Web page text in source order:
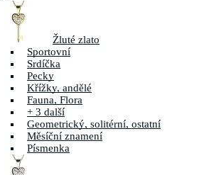
Žluté zlato
Sportovní
Srdíčka
Pecky
Křížky, andělé
Fauna, Flora
+ 3 další
Geometrický, solitérní, ostatní
Měsíční znamení
Písmenka